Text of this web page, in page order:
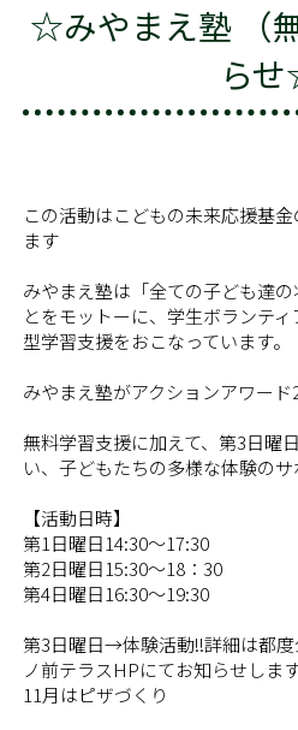
☆みやまえ塾 （
ら
この活動はこどもの未来応援基
ます
みやまえ塾は「全ての子ども達
とをモットーに、学生ボランテ
型学習支援をおこなっています。
みやまえ塾がアクションアワー
無料学習支援に加えて、第3日曜
い、子どもたちの多様な体験の
【活動日時】
第1日曜日14:30～17:30
第2日曜日15:30～18：30
第4日曜日16:30～19:30
第3日曜日→体験活動!!詳細は都
ノ前テラスHPにてお知らせしま
11月はピザづくり